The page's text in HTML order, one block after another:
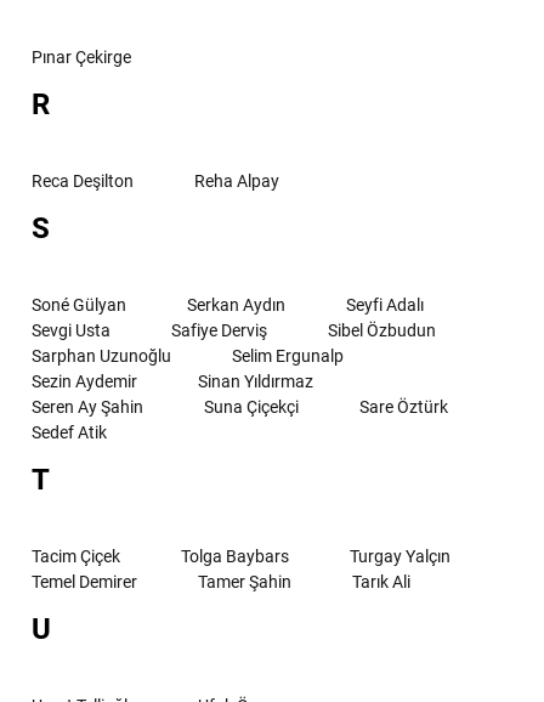
Pınar Çekirge
R
Reca Deşilton Reha Alpay
S
Soné Gülyan Serkan Aydın
Seyfi Adalı
Sevgi Usta
Safiye Derviş
Sibel Özbudun
Sarphan Uzunoğlu
Selim Ergunalp
Sezin Aydemir
Sinan Yıldırmaz
Seren Ay Şahin
Suna Çiçekçi
Sare Öztürk
Sedef Atik
T
Tacim Çiçek Tolga Baybars
Turgay Yalçın
Temel Demirer
Tamer Şahin Tarık Ali
U